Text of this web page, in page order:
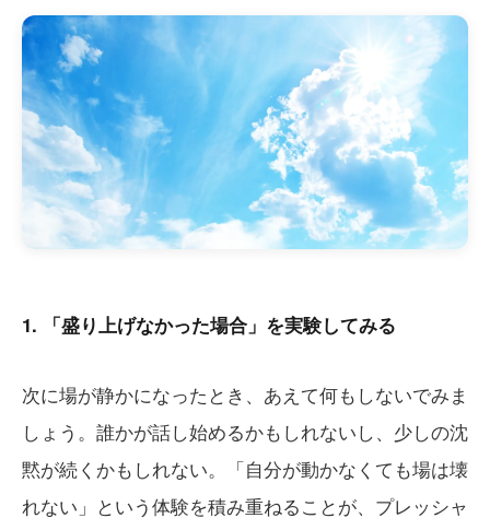
1. 「盛り上げなかった場合」を実験してみる
次に場が静かになったとき、あえて何もしないでみま
しょう。誰かが話し始めるかもしれないし、少しの沈
黙が続くかもしれない。「自分が動かなくても場は壊
れない」という体験を積み重ねることが、プレッシャ